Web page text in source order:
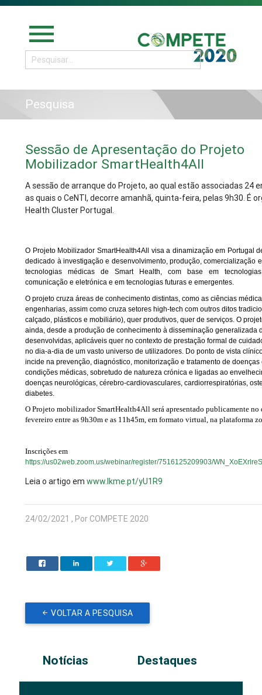
menu
Pesquisa
Sessão de Apresentação do Projeto
Mobilizador SmartHealth4All
A sessão de arranque do Projeto, ao qual estão associadas 24
as quais o CeNTI, decorre amanhã, quinta-feira, pelas 9h30. É
Health Cluster Portugal.
O Projeto Mobilizador SmartHealth4All visa a dinamização em Portugal
dedicado à investigação e desenvolvimento, produção, comercialização
tecnologias médicas de Smart Health, com base em
comunicação e eletrónica e em tecnologias futuras e emergentes.
O projeto cruza áreas de conhecimento distintas, como as ciências
engenharias, assim como cruza setores high-tech com outros ditos
calçado, plásticos e mobiliário), quer produtivos, quer de serviços. O
ainda, desde a produção de conhecimento à disseminação generalizada
desenvolvidas, aplicáveis quer no contexto de prestação formal de
no dia-a-dia de um vasto universo de utilizadores. Do ponto de vista
incide na prevenção, diagnóstico, monitorização e tratamento de doenças
condições médicas, sobretudo de natureza crónica e ligadas ao
doenças neurológicas, cérebro-cardiovasculares, cardiorrespiratórias,
diabetes.
O Projeto mobilizador SmartHealth4All será apresentado publicamente no
fevereiro entre as 9h30m e as 11h45m, em formato virtual, na plataforma
Inscrições em
https://us02web.zoom.us/webinar/register/7516125209903/
Leia o artigo emwww.lkme.pt/yU1R9
24/02/2021 , Por COMPETE 2020
VOLTAR A PESQUISA
Notícias Destaques